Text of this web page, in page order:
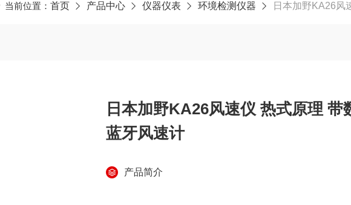
当前位置： 首页 产品中心 仪器仪表 环境检测仪器 日本加野KA26风速
日本加野KA26风速仪 热式原理 带
蓝牙风速计
产品简介